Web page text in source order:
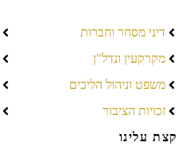
דיני מסחר וחברות
מקרקעין ונדל"ן
משפט וניהול הליכים
זכויות הציבור
קצת עלינו